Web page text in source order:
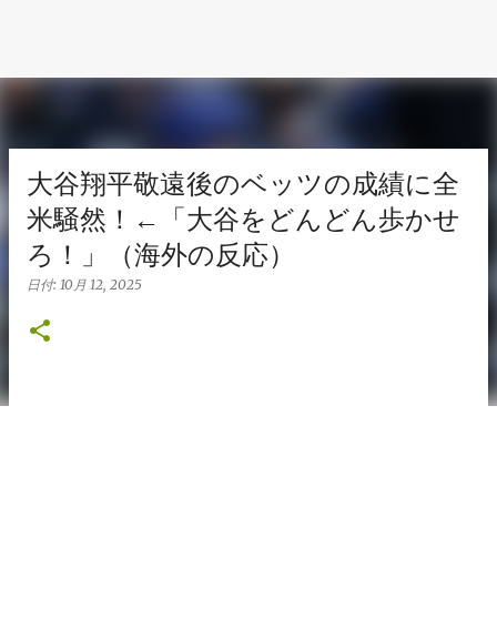
大谷翔平敬遠後のベッツの成績に全
米騒然！←「大谷をどんどん歩かせ
ろ！」（海外の反応）
日付: 10月 12, 2025